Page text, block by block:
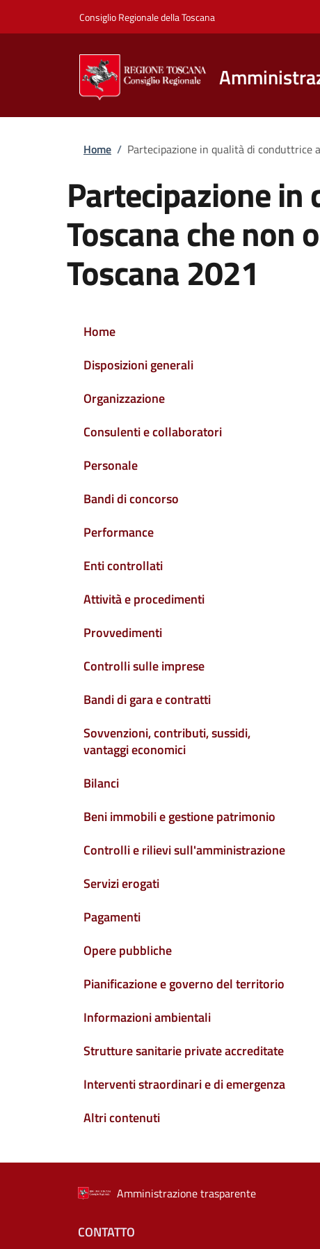
Consiglio Regionale della Toscana
Briciole di pane
Home / Partecipazione in qualità di conduttrice
Partecipazione
Toscana che non
Toscana 2021
NAVIGAZIONE PRINCIPALE
Home
Disposizioni generali
Organizzazione
Consulenti e collaboratori
Personale
Bandi di concorso
Performance
Enti controllati
Attività e procedimenti
Provvedimenti
Controlli sulle imprese
Bandi di gara e contratti
Sovvenzioni, contributi, sussidi,
vantaggi economici
Bilanci
Beni immobili e gestione patrimonio
Controlli e rilievi sull'amministrazione
Servizi erogati
Pagamenti
Opere pubbliche
Pianificazione e governo del territorio
Informazioni ambientali
Strutture sanitarie private accreditate
Interventi straordinari e di emergenza
Altri contenuti
Amministrazione trasparente
Menu piè di pagina
CONTATTO